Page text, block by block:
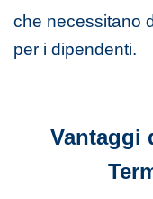
che necessitano
per i dipendenti.
Vantaggi